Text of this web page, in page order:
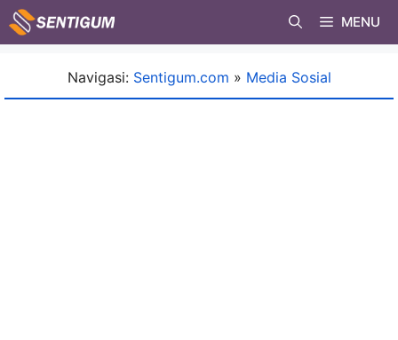
Skip
to
MENU
Navigasi: Sentigum.com » Media Sosial